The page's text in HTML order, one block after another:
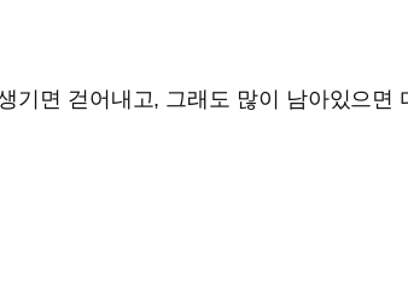
면 걷어내고, 그래도 많이 남아있으면